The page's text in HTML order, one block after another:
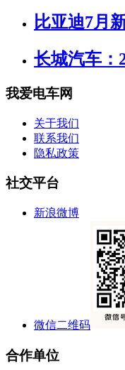
比亚迪7月
长城汽车：
我爱电车网
关于我们
联系我们
隐私政策
社交平台
新浪微博
微信二维码
合作单位